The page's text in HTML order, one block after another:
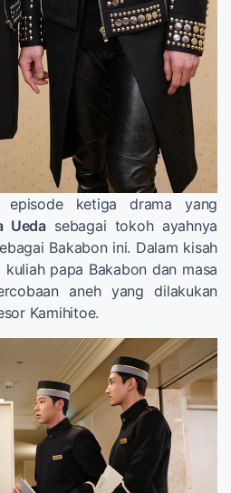
episode ketiga drama yang
Uedasebagai tokoh ayahnya
Bakabon ini. Dalam kisah
papa Bakabon dan masa
aneh yang dilakukan
Kamihitoe.